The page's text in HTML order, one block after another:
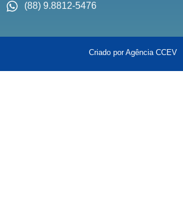
(88) 9.8812-5476
Criado por Agência CCEV